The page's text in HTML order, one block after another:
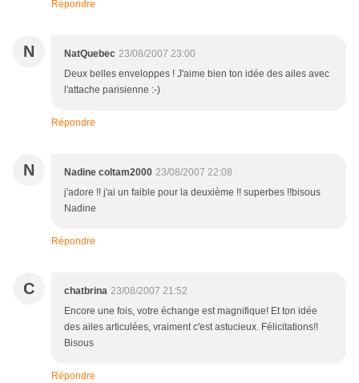
Répondre
N NatQuebec 23/08/2007 23:00
Deux belles enveloppes ! J'aime bien ton idée des ailes avec
l'attache parisienne :-)
Répondre
N Nadine coltam2000 23/08/2007 22:08
j'adore !! j'ai un faible pour la deuxième !! superbes !!bisous
Nadine
Répondre
C chatbrina 23/08/2007 21:52
Encore une fois, votre échange est magnifique! Et ton idée
des ailes articulées, vraiment c'est astucieux. Félicitations!!
Bisous
Répondre